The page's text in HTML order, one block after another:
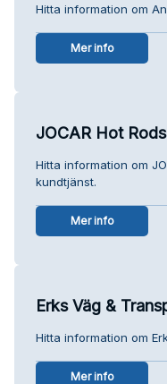
Hitta information om
Mer info
JOCAR Hot
Hitta information om
kundtjänst.
Mer info
Erks Väg &
Hitta information om
Mer info